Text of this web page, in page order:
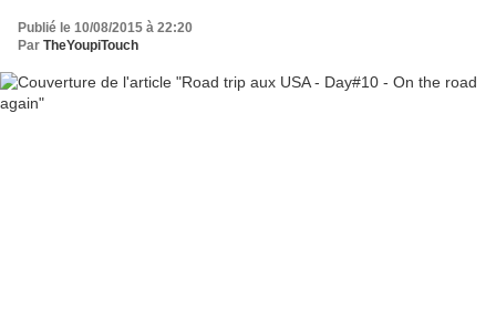
Publié le 10/08/2015 à 22:20
Par TheYoupiTouch